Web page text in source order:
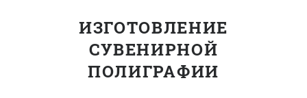
ИЗГОТОВЛЕНИЕ
СУВЕНИРНОЙ
ПОЛИГРАФИИ